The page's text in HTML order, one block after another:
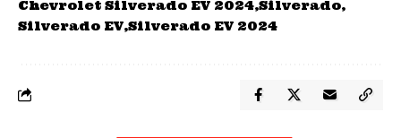
Chevrolet Silverado EV 2024 Silverado
Silverado EV Silverado EV 2024